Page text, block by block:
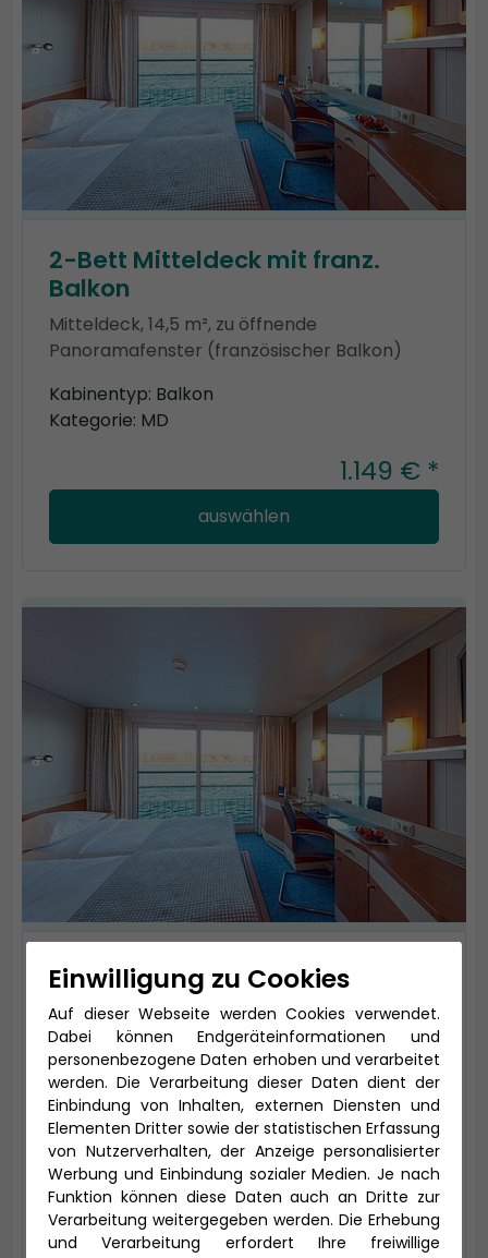
2-Bett Mitteldeck mit franz.
Balkon
Mitteldeck, 14,5 m², zu öffnende
Panoramafenster (französischer Balkon)
Kabinentyp: Balkon
Kategorie: MD
1.149 € *
auswählen
2-Bett Oberdeck achtern mit
franz. Balkon
Oberdeck, 14,5 m², zu öffnende
Panoramafenster (französischer Balkon)
Kabinentyp: Balkon
Kategorie: OX
1.199 € *
auswählen
Einwilligung zu Cookies
Auf dieser Webseite werden Cookies verwendet.
Dabei können Endgeräteinformationen und
personenbezogene Daten erhoben und verarbeitet
werden. Die Verarbeitung dieser Daten dient der
Einbindung von Inhalten, externen Diensten und
Elementen Dritter sowie der statistischen Erfassung
von Nutzerverhalten, der Anzeige personalisierter
Werbung und Einbindung sozialer Medien. Je nach
Funktion können diese Daten auch an Dritte zur
Verarbeitung weitergegeben werden. Die Erhebung
und Verarbeitung erfordert Ihre freiwillige